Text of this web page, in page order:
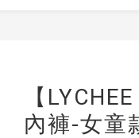
【
內褲-女童